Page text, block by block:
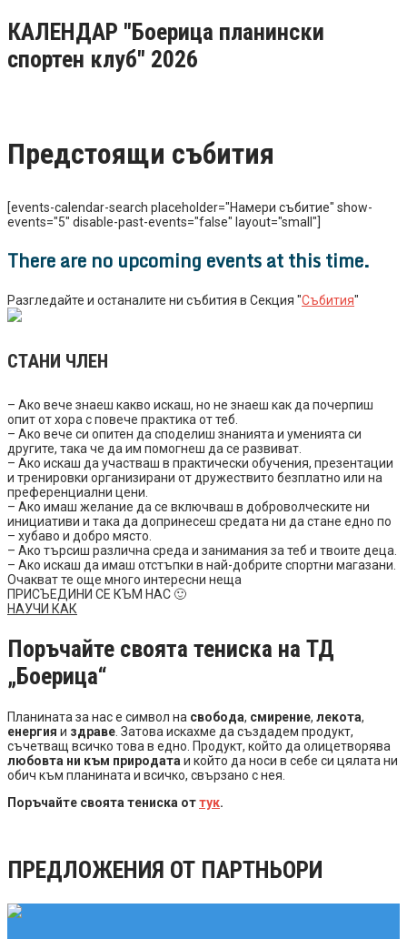
КАЛЕНДАР "Боерица планински
спортен клуб" 2026
Предстоящи събития
[events-calendar-search placeholder="Намери събитие" show-
events="5" disable-past-events="false" layout="small"]
There are no upcoming events at this time.
Разгледайте и останалите ни събития в Секция "Събития"
СТАНИ ЧЛЕН
– Ако вече знаеш какво искаш, но не знаеш как да почерпиш
опит от хора с повече практика от теб.
– Ако вече си опитен да споделиш знанията и уменията си
другите, така че да им помогнеш да се развиват.
– Ако искаш да участваш в практически обучения, презентации
и тренировки организирани от дружествито безплатно или на
преференциални цени.
– Ако имаш желание да се включваш в доброволческите ни
инициативи и така да допринесеш средата ни да стане едно по
– хубаво и добро място.
– Ако търсиш различна среда и занимания за теб и твоите деца.
– Ако искаш да имаш отстъпки в най-добрите спортни магазани.
Очакват те още много интересни неща
ПРИСЪЕДИНИ СЕ КЪМ НАС 🙂
НАУЧИ КАК
Поръчайте своята тениска на ТД
„Боерица“
Планината за нас е символ на свобода, смирение, лекота,
енергия и здраве . Затова искахме да създадем продукт,
съчетващ всичко това в едно. Продукт, който да олицетворява
любовта ни към природата и който да носи в себе си цялата ни
обич към планината и всичко, свързано с нея.
Поръчайте своята тениска оттук.
ПРЕДЛОЖЕНИЯ ОТ ПАРТНЬОРИ